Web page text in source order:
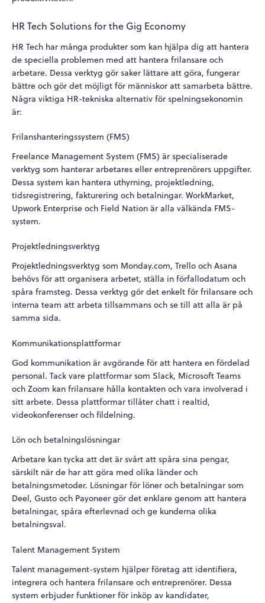
HR Tech Solutions for the Gig Economy
HR Tech har många produkter som kan hjälpa dig att hantera
de speciella problemen med att hantera frilansare och
arbetare. Dessa verktyg gör saker lättare att göra, fungerar
bättre och gör det möjligt för människor att samarbeta bättre.
Några viktiga HR-tekniska alternativ för spelningsekonomin
är:
Frilanshanteringssystem (FMS)
Freelance Management System (FMS) är specialiserade
verktyg som hanterar arbetares eller entreprenörers uppgifter.
Dessa system kan hantera uthyrning, projektledning,
tidsregistrering, fakturering och betalningar. WorkMarket,
Upwork Enterprise och Field Nation är alla välkända FMS-
system.
Projektledningsverktyg
Projektledningsverktyg som Monday.com, Trello och Asana
behövs för att organisera arbetet, ställa in förfallodatum och
spåra framsteg. Dessa verktyg gör det enkelt för frilansare och
interna team att arbeta tillsammans och se till att alla är på
samma sida.
Kommunikationsplattformar
God kommunikation är avgörande för att hantera en fördelad
personal. Tack vare plattformar som Slack, Microsoft Teams
och Zoom kan frilansare hålla kontakten och vara involverad i
sitt arbete. Dessa plattformar tillåter chatt i realtid,
videokonferenser och fildelning.
Lön och betalningslösningar
Arbetare kan tycka att det är svårt att spåra sina pengar,
särskilt när de har att göra med olika länder och
betalningsmetoder. Lösningar för löner och betalningar som
Deel, Gusto och Payoneer gör det enklare genom att hantera
betalningar, spåra efterlevnad och ge kunderna olika
betalningsval.
Talent Management System
Talent management-system hjälper företag att identifiera,
integrera och hantera frilansare och entreprenörer. Dessa
system erbjuder funktioner för inköp av kandidater,